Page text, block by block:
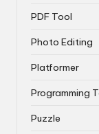
PDF Tool
Photo Editing
Platformer
Programming
Puzzle